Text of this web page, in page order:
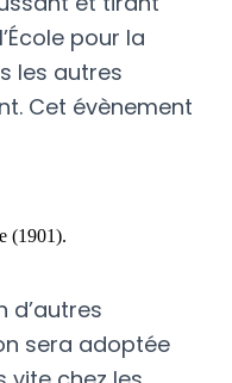
pour la
les autres
Cet évènement
(1901).
d’autres
sera adoptée